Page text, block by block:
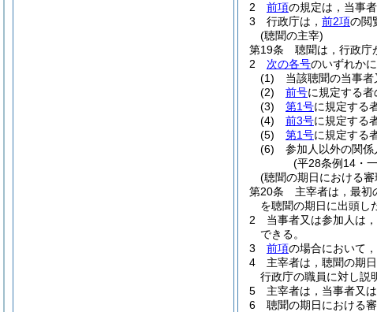
2
前項の規定は，当事
3
行政庁は， 前2項の閲
(聴聞の主宰)
第19条
聴聞は，行政庁
2
次の各号のいずれか
(1)
当該聴聞の当事者
(2)
前号に規定する
(3)
第1号に規定する
(4)
前3号に規定する
(5)
第1号に規定する
(6)
参加人以外の関係
(平28条例14・
(聴聞の期日における
第20条
主宰者は，最初
を聴聞の期日に出頭し
2
当事者又は参加人は
できる。
3
前項の場合において
4
主宰者は，聴聞の期
行政庁の職員に対し説
5
主宰者は，当事者又
6
聴聞の期日における